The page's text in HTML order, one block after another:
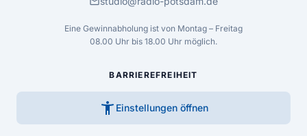
Eine Gewinnabholung ist von Montag – Freitag
08.00 Uhr bis 18.00 Uhr möglich.
BARRIEREFREIHEIT
accessibility_new Einstellungen öffnen